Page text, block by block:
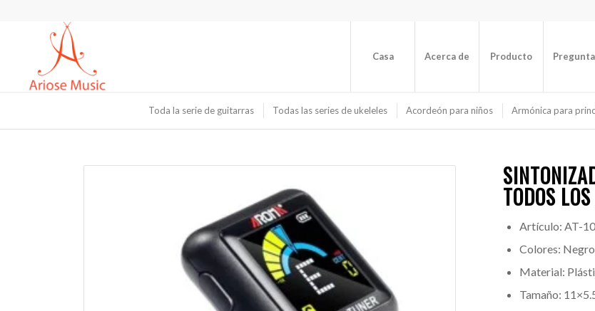
Casa Acerca de Producto
Toda la serie de guitarras Todas las series de ukeleles Acordeón para niños Armónica para
TODOS
Artículo: AT-
Colores:
Material:
Tamaño: